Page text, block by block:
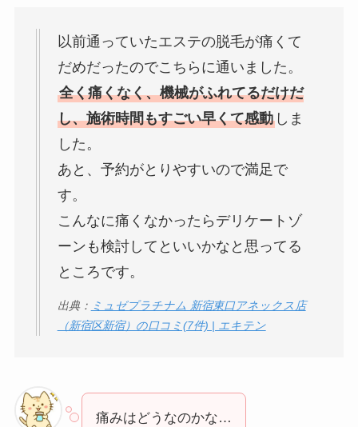
以前通っていたエステの脱毛が痛くて
だめだったのでこちらに通いました。
全く痛くなく、機械がふれてるだけだ
し、施術時間もすごい早くて感動しま
した。
あと、予約がとりやすいので満足で
す。
こんなに痛くなかったらデリケートゾ
ーンも検討してといいかなと思ってる
ところです。
出典： ミュゼプラチナム 新宿東口アネックス店
（新宿区新宿）の口コミ(7件) | エキテン
痛みはどうなのかな…